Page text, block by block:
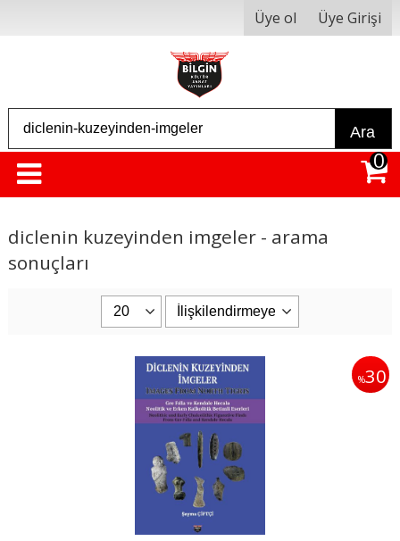
Üye ol Üye Girişi
Ara
0
diclenin kuzeyinden imgeler - arama
sonuçları
%30